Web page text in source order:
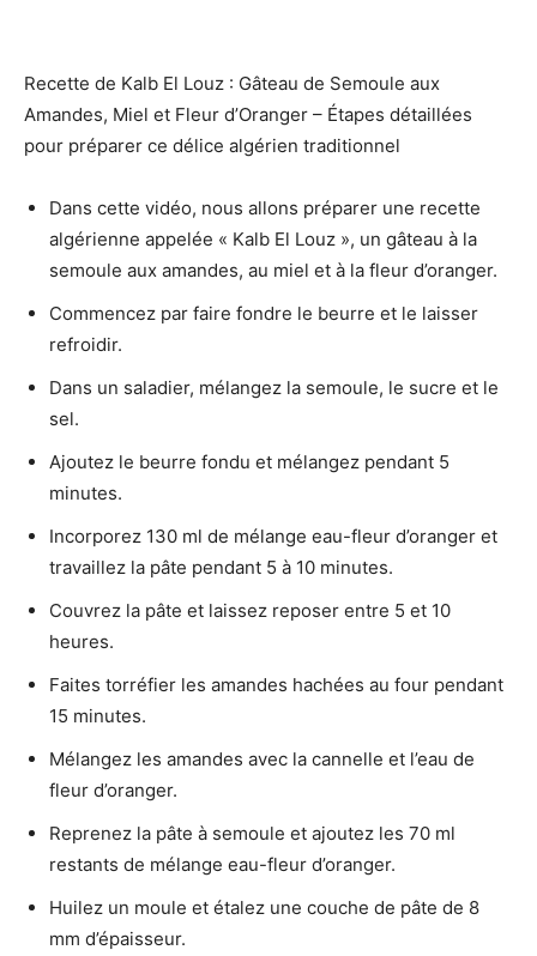
Recette de Kalb El Louz : Gâteau de Semoule aux
Amandes, Miel et Fleur d’Oranger – Étapes détaillées
pour préparer ce délice algérien traditionnel
Dans cette vidéo, nous allons préparer une recette
algérienne appelée « Kalb El Louz », un gâteau à la
semoule aux amandes, au miel et à la fleur d’oranger.
Commencez par faire fondre le beurre et le laisser
refroidir.
Dans un saladier, mélangez la semoule, le sucre et le
sel.
Ajoutez le beurre fondu et mélangez pendant 5
minutes.
Incorporez 130 ml de mélange eau-fleur d’oranger et
travaillez la pâte pendant 5 à 10 minutes.
Couvrez la pâte et laissez reposer entre 5 et 10
heures.
Faites torréfier les amandes hachées au four pendant
15 minutes.
Mélangez les amandes avec la cannelle et l’eau de
fleur d’oranger.
Reprenez la pâte à semoule et ajoutez les 70 ml
restants de mélange eau-fleur d’oranger.
Huilez un moule et étalez une couche de pâte de 8
mm d’épaisseur.